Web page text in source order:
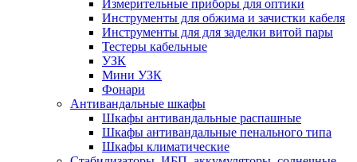
Измерительные приборы для оптики
Инструменты для обжима и зачистки кабеля
Инструменты для для заделки витой пары
Тестеры кабельные
УЗК
Мини УЗК
Фонари
Антивандальные шкафы
Шкафы антивандальные распашные
Шкафы антивандальные пенального типа
Шкафы климатические